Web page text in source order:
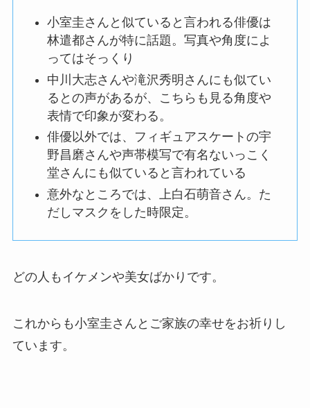
小室圭さんと似ていると言われる俳優は
林遣都さんが特に話題。写真や角度によ
ってはそっくり
中川大志さんや滝沢秀明さんにも似てい
るとの声があるが、こちらも見る角度や
表情で印象が変わる。
俳優以外では、フィギュアスケートの宇
野昌磨さんや声帯模写で有名ないっこく
堂さんにも似ていると言われている
意外なところでは、上白石萌音さん。た
だしマスクをした時限定。
どの人もイケメンや美女ばかりです。
これからも小室圭さんとご家族の幸せをお祈りし
ています。